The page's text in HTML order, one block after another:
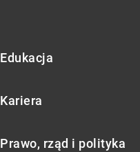
Edukacja
Kariera
Prawo, rząd i polityka